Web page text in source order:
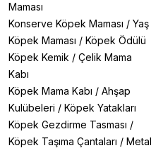
Maması
Konserve Köpek Maması / Yaş
Köpek Maması / Köpek Ödülü
Köpek Kemik / Çelik Mama
Kabı
Köpek Mama Kabı / Ahşap
Kulübeleri / Köpek Yatakları
Köpek Gezdirme Tasması /
Köpek Taşıma Çantaları / Metal